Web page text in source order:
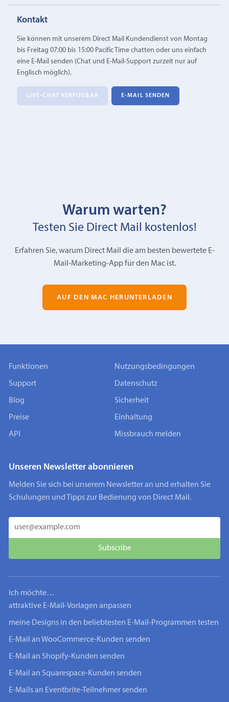
Kontakt
Sie können mit unserem Direct Mail Kundendienst von Montag
bis Freitag 07:00 bis 15:00 Pacific Time chatten oder uns einfach
eine E‑Mail senden (Chat und E-Mail-Support zurzeit nur auf
Englisch möglich).
LIVE-CHAT VERFÜGBAR E‑MAIL SENDEN
Warum warten?
Testen Sie Direct Mail kostenlos!
Erfahren Sie, warum Direct Mail die am besten bewertete E-
Mail-Marketing-App für den Mac ist.
AUF DEN MAC HERUNTERLADEN
Funktionen
Support
Blog
Preise
API
Nutzungsbedingungen
Datenschutz
Sicherheit
Einhaltung
Missbrauch melden
Unseren Newsletter abonnieren
Melden Sie sich bei unserem Newsletter an und erhalten Sie
Schulungen und Tipps zur Bedienung von Direct Mail.
Ich möchte…
attraktive E-Mail-Vorlagen anpassen
meine Designs in den beliebtesten E-Mail-Programmen testen
E-Mail an WooCommerce-Kunden senden
E-Mail an Shopify-Kunden senden
E-Mail an Squarespace-Kunden senden
E-Mails an Eventbrite-Teilnehmer senden